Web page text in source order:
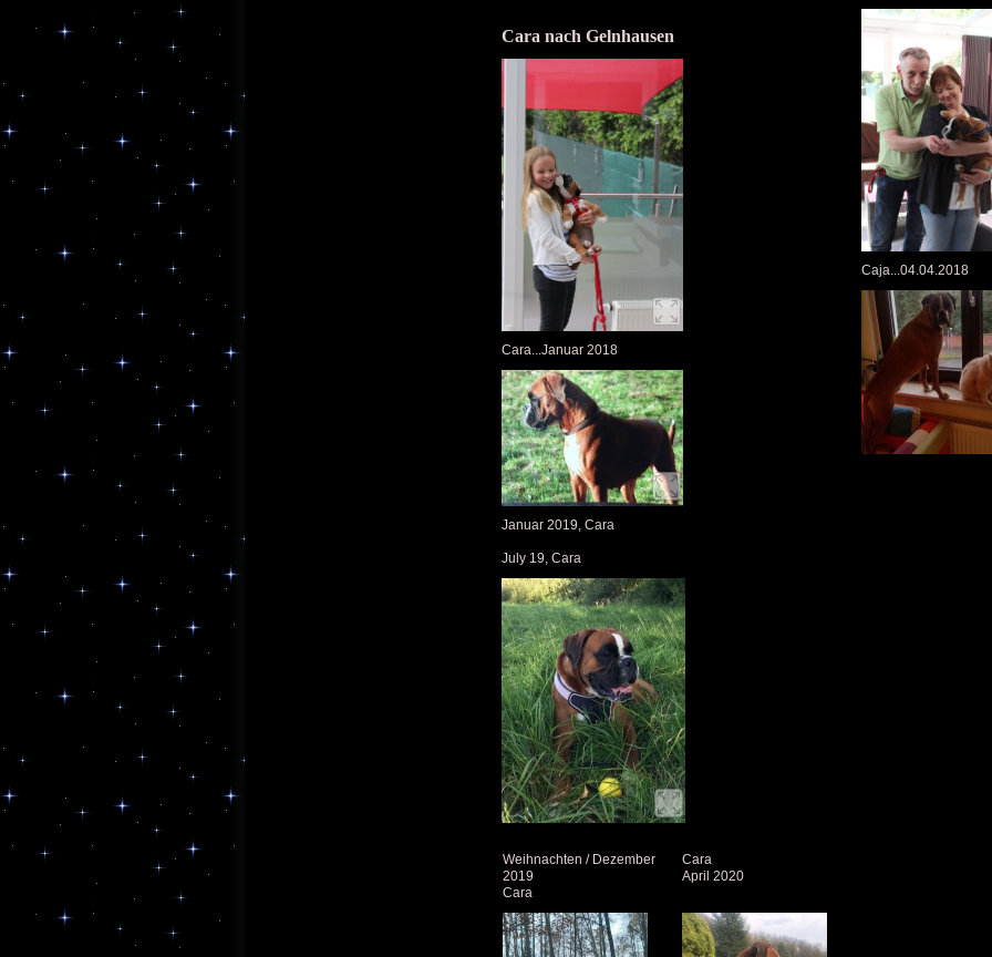
Cara nach Gelnhausen
Cara...Januar 2018
Januar 2019, Cara
July 19, Cara
Weihnachten / Dezember
2019
Cara
Cara
April 2020
Caja...04.04.2018